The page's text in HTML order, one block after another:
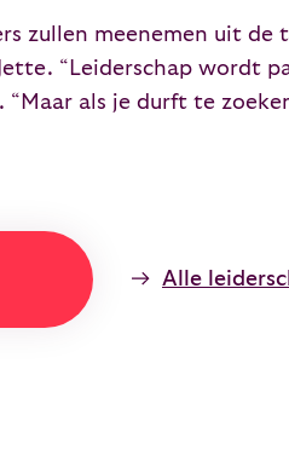
zullen meenemen uit de
“Leiderschap wordt
“Maar als je durft te
Alle